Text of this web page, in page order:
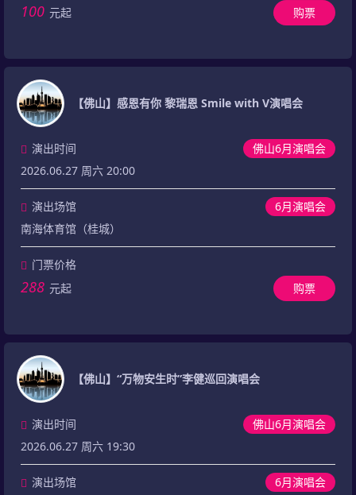
100 元起 购票
【佛山】感恩有你 黎瑞恩 Smile with V演唱会
佛山6月演唱会
演出时间
2026.06.27 周六 20:00
6月演唱会
演出场馆
南海体育馆（桂城）
门票价格
288 元起 购票
【佛山】“万物安生时”李健巡回演唱会
佛山6月演唱会
演出时间
2026.06.27 周六 19:30
6月演唱会
演出场馆